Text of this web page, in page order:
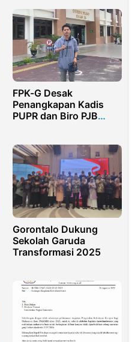
Mahakam
FPK-G Desak
Penangkapan Kadis
PUPR dan Biro PJB
Gorontalo Dukung
Sekolah Garuda
Transformasi 2025